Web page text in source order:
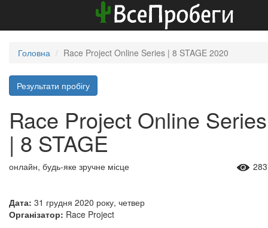
Головна Race Project Online Series | 8 STAGE 2020
Результати пробігу
Race Project Online Series
| 8 STAGE
онлайн, будь-яке зручне місце
Дата: 31 грудня 2020 року, четвер
Організатор: Race Project